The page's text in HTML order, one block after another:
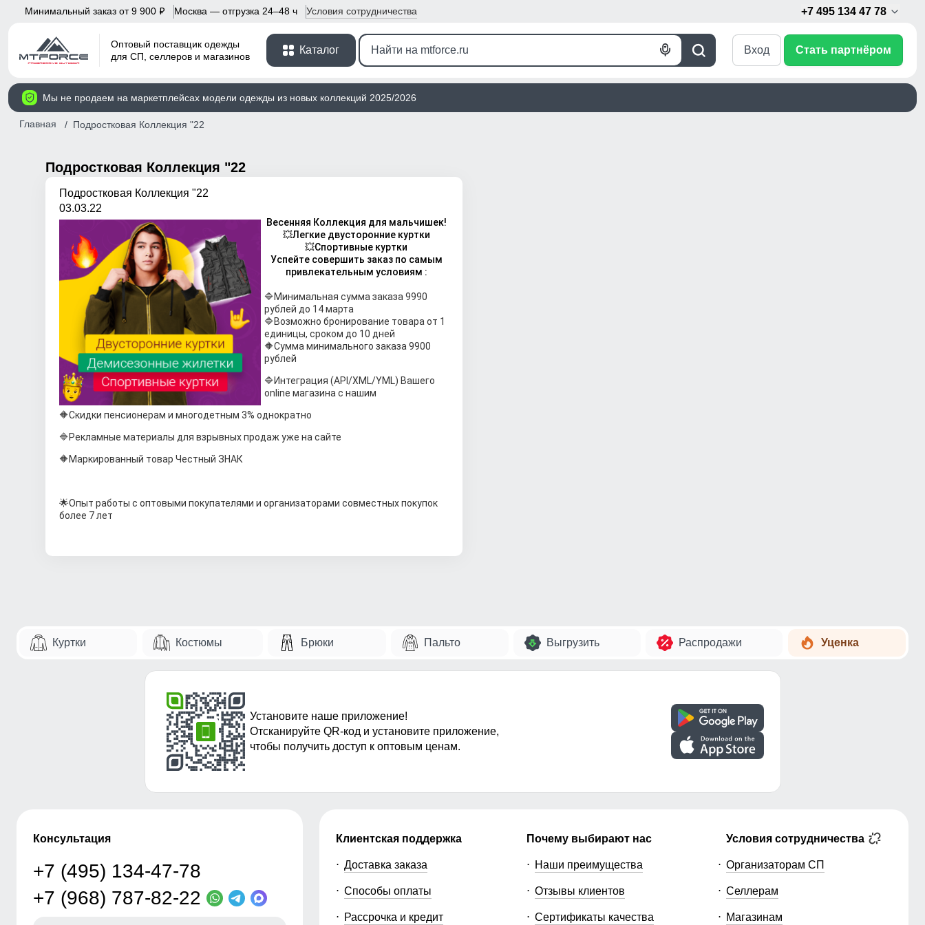
Минимальный заказ от 9 900 p Москва — отгрузка 24–48 ч Условия сотрудничества +7 495 134 47 78
Оптовый поставщик одежды
для СП, селлеров и магазинов
Каталог
Поиск
Голосовой
Вход Стать партнёром
Мы не продаем на маркетплейсах модели одежды из новых коллекций 2025/2026
Главная Подростковая Коллекция "22
Подростковая Коллекция "22
Подростковая Коллекция "22
03.03.22
Весенняя Коллекция для мальчишек!
💥Легкие двусторонние куртки
💥Спортивные куртки
Успейте совершить заказ по самым
привлекательным условиям :
🔷Минимальная сумма заказа 9990
рублей до 14 марта
🔷Возможно бронирование товара от 1
единицы, сроком до 10 дней
🔶Сумма минимального заказа 9900
рублей
🔷Интеграция (API/XML/YML) Вашего
online магазина с нашим
🔶Скидки пенсионерам и многодетным 3% однократно
🔷Рекламные материалы для взрывных продаж уже на сайте
🔶Маркированный товар Честный ЗНАК
🌟Опыт работы с оптовыми покупателями и организаторами совместных покупок
более 7 лет
Куртки Костюмы Брюки Пальто Выгрузить Распродажи Уценка
Установите наше приложение!
Отсканируйте QR-код и установите приложение,
чтобы получить доступ к оптовым ценам.
Консультация
+7 (495) 134-47-78
+7 (968) 787-82-22
Клиентская поддержка
Доставка заказа
Способы оплаты
Рассрочка и кредит
Почему выбирают нас
Наши преимущества
Отзывы клиентов
Сертификаты качества
Условия сотрудничества
Организаторам СП
Селлерам
Магазинам